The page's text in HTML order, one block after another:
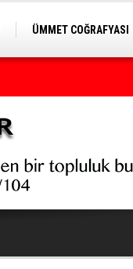
ÜMMET COĞRAFYASI